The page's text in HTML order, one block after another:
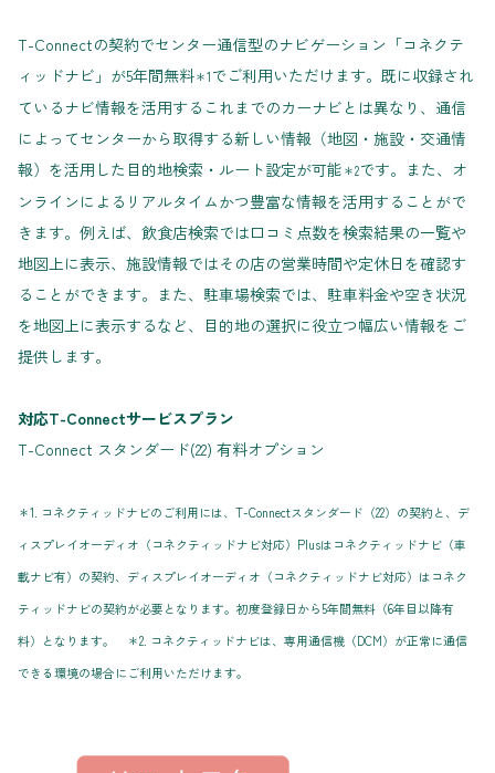
T-Connectの契約でセンター通信型のナビゲーション「コネクテ
ィッドナビ」が5年間無料＊1でご利用いただけます。既に収録され
ているナビ情報を活用するこれまでのカーナビとは異なり、通信
によってセンターから取得する新しい情報（地図・施設・交通情
報）を活用した目的地検索・ルート設定が可能＊2です。また、オ
ンラインによるリアルタイムかつ豊富な情報を活用することがで
きます。例えば、飲食店検索では口コミ点数を検索結果の一覧や
地図上に表示、施設情報ではその店の営業時間や定休日を確認す
ることができます。また、駐車場検索では、駐車料金や空き状況
を地図上に表示するなど、目的地の選択に役立つ幅広い情報をご
提供します。
対応T-Connectサービスプラン
T-Connect スタンダード(22) 有料オプション
＊1. コネクティッドナビのご利用には、T-Connectスタンダード（22）の契約と、デ
ィスプレイオーディオ（コネクティッドナビ対応）Plusはコネクティッドナビ（車
載ナビ有）の契約、ディスプレイオーディオ（コネクティッドナビ対応）はコネク
ティッドナビの契約が必要となります。初度登録日から5年間無料（6年目以降有
料）となります。 ＊2. コネクティッドナビは、専用通信機（DCM）が正常に通信
できる環境の場合にご利用いただけます。